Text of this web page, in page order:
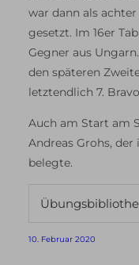
war dann als
gesetzt. Im 16er
Gegner aus
den späteren
letztendlich 7.
Auch am Start am
Andreas Grohs, der
belegte.
10. Februar 2020